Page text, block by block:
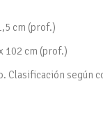
cm (prof.)
102 cm (prof.)
Clasificación según